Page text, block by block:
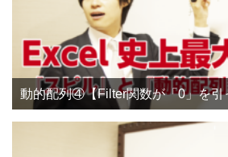
動的配列④【Filter関数が「0」を引